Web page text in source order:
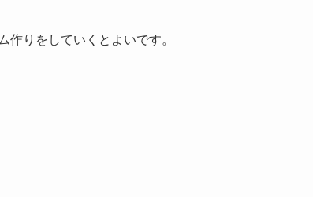
りをしていくとよいです。